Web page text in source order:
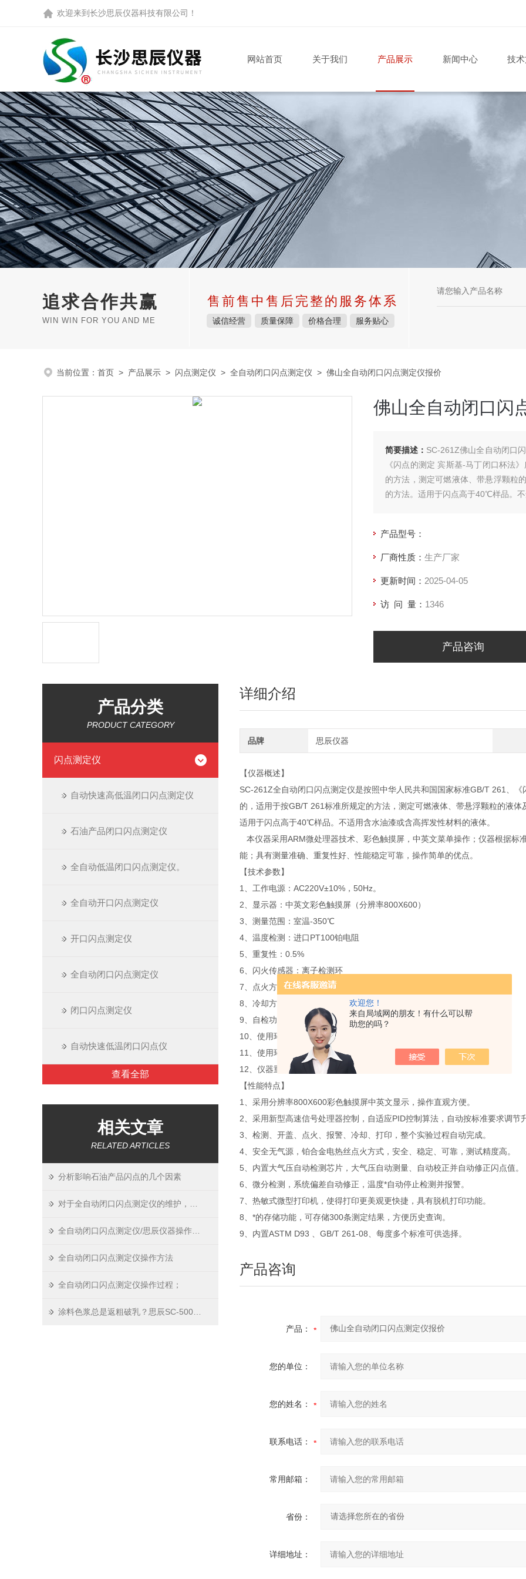
欢迎您！
来自局域网的朋友！有什么可以帮
助您的吗？
欢迎来到 长沙思辰仪器科技有限公司 ！
网站首页 关于我们 产品展示 新闻中心 技
追求合作共赢
WIN WIN FOR YOU AND ME
售前售中售后完整的服务体系
诚信经营 质量保障 价格合理 服务贴心
当前位置： 首页 > 产品展示 > 闪点测定仪 > 全自动闭口闪点测定仪 > 佛山全自动闭口闪点测定仪报价
佛山全自动闭口闪
简要描述： SC-261Z佛山全自动闭口
《闪点的测定 宾斯基-马丁闭口杯法
的方法，测定可燃液体、带悬浮颗粒
的方法。适用于闪点高于40℃样品。
产品型号：
厂商性质： 生产厂家
更新时间： 2025-04-05
访 问 量： 1346
产品咨询
产品分类
PRODUCT CATEGORY
闪点测定仪
自动快速高低温闭口闪点测定仪
石油产品闭口闪点测定仪
全自动低温闭口闪点测定仪。
全自动开口闪点测定仪
开口闪点测定仪
全自动闭口闪点测定仪
闭口闪点测定仪
自动快速低温闭口闪点仪
查看全部
相关文章
RELATED ARTICLES
分析影响石油产品闪点的几个因素
全自动闭口闪点测定仪操作方法
全自动闭口闪点测定仪操作过程；
详细介绍
品牌 思辰仪器
【仪器概述】
SC-261Z全自动闭口闪点测定仪是按照中华人民共和国国家标准GB/T 261、
的，适用于按GB/T 261标准所规定的方法，测定可燃液体、带悬浮颗粒的液
适用于闪点高于40℃样品。不适用含水油漆或含高挥发性材料的液体。
本仪器采用ARM微处理器技术、彩色触摸屏，中英文菜单操作；仪器根据标
能；具有测量准确、重复性好、性能稳定可靠，操作简单的优点。
【技术参数】
1、工作电源：AC220V±10%，50Hz。
2、显示器：中英文彩色触摸屏（分辨率800X600）
3、测量范围：室温-350℃
4、温度检测：进口PT100铂电阻
5、重复性：0.5%
6、闪火传感器：离子检测环
7、点火方式：电点火
8、冷却方式：强制风冷
9、自检功能：测试头、点火器、打印等
10、使用环境温度：室温-40℃
11、使用环境湿度：≤85%
12、仪器重量：18kg
【性能特点】
1、采用分辨率800X600彩色触摸屏中英文显示，操作直观方便。
2、采用新型高速信号处理器控制，自适应PID控制算法，自动按标准要求调节
3、检测、开盖、点火、报警、冷却、打印，整个实验过程自动完成。
4、安全无气源，铂合金电热丝点火方式，安全、稳定、可靠，测试精度高。
5、内置大气压自动检测芯片，大气压自动测量、自动校正并自动修正闪点值。
6、微分检测，系统偏差自动修正，温度*自动停止检测并报警。
7、热敏式微型打印机，使得打印更美观更快捷，具有脱机打印功能。
8、*的存储功能，可存储300条测定结果，方便历史查询。
9、内置ASTM D93 、GB/T 261-08、每度多个标准可供选择。
产品咨询
产品：
您的单位：
您的姓名：
联系电话：
常用邮箱：
省份：
详细地址：